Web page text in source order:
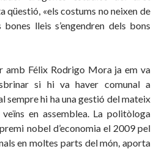
«els costums no neixen de
lleis s’engendren dels bons
amb Félix Rodrigo Mora ja em va
si hi va haver comunal a
sempre hi ha una gestió del mateix
en assemblea. La politòloga
nobel d’economia el 2009 pel
en moltes parts del món, aporta